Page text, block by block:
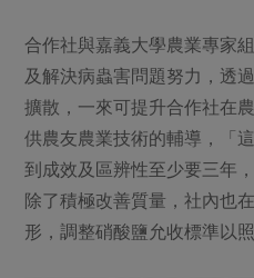
合作社與嘉義大學農業專家
及解決病蟲害問題努力，透
擴散，一來可提升合作社在
供農友農業技術的輔導，「
到成效及區辨性至少要三年
除了積極改善質量，社內也
形，調整硝酸鹽允收標準以照